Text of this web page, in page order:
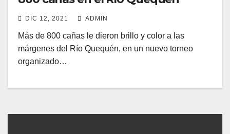
DIC 12, 2021 ADMIN
Más de 800 cañas le dieron brillo y color a las
márgenes del Río Quequén, en un nuevo torneo
organizado…